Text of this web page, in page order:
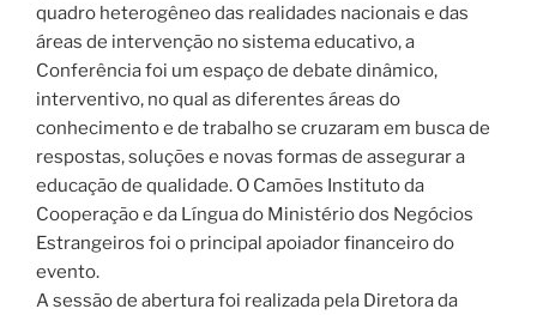
quadro heterogêneo das realidades nacionais e das
áreas de intervenção no sistema educativo, a
Conferência foi um espaço de debate dinâmico,
interventivo, no qual as diferentes áreas do
conhecimento e de trabalho se cruzaram em busca de
respostas, soluções e novas formas de assegurar a
educação de qualidade. O Camões Instituto da
Cooperação e da Língua do Ministério dos Negócios
Estrangeiros foi o principal apoiador financeiro do
evento.
A sessão de abertura foi realizada pela Diretora da